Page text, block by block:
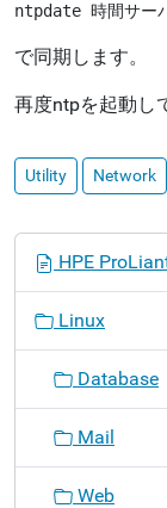
ntpdate 時間サー
で同期します。
再度ntpを起動し
Utility Network
HPE
Linux
Database
Mail
Web